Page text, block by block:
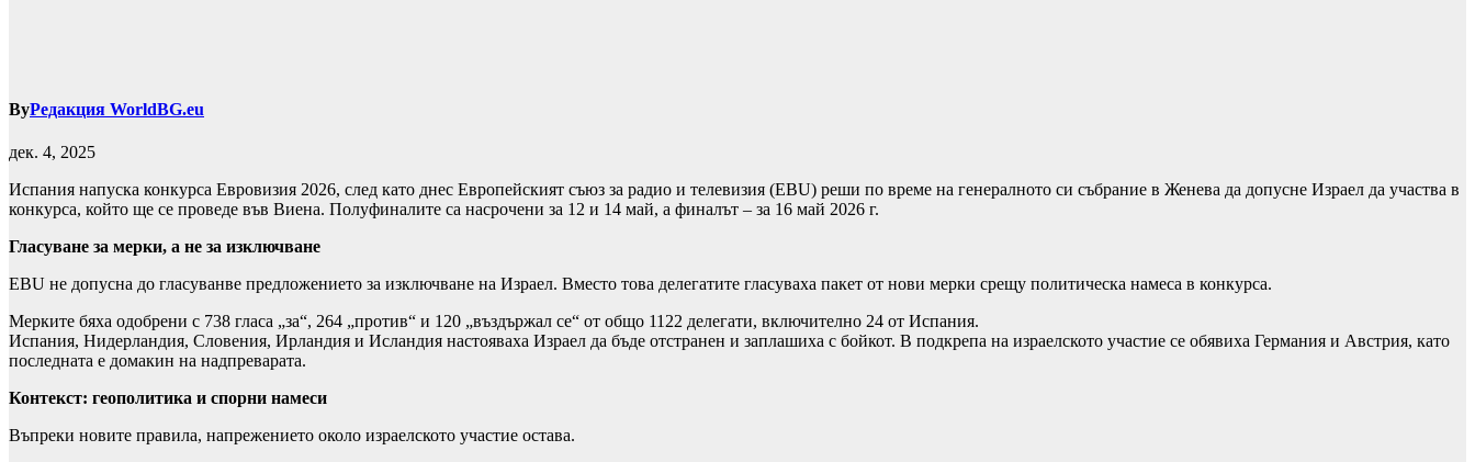
ByРедакция WorldBG.eu
дек. 4, 2025
Испания напуска конкурса Евровизия 2026, след като днес Европейският съюз за радио и телевизия (EBU) реши по време на генералното си събрание в Женева да допусне Израел да участва в
конкурса, който ще се проведе във Виена. Полуфиналите са насрочени за 12 и 14 май, а финалът – за 16 май 2026 г.
Гласуване за мерки, а не за изключване
EBU не допусна до гласуванве предложението за изключване на Израел. Вместо това делегатите гласуваха пакет от нови мерки срещу политическа намеса в конкурса.
Мерките бяха одобрени с 738 гласа „за“, 264 „против“ и 120 „въздържал се“ от общо 1122 делегати, включително 24 от Испания.
Испания, Нидерландия, Словения, Ирландия и Исландия настояваха Израел да бъде отстранен и заплашиха с бойкот. В подкрепа на израелското участие се обявиха Германия и Австрия, като
последната е домакин на надпреварата.
Контекст: геополитика и спорни намеси
Въпреки новите правила, напрежението около израелското участие остава.